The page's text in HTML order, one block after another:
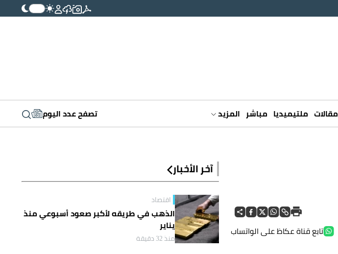
مقالات ملتيميديا مباشر المزيد تصفح عدد اليوم
تابع قناة عكاظ على الواتساب
آخر الأخبار
اقتصاد
الذهب في طريقه لأكبر صعود أسبوعي منذ
يناير
منذ 32 دقيقة